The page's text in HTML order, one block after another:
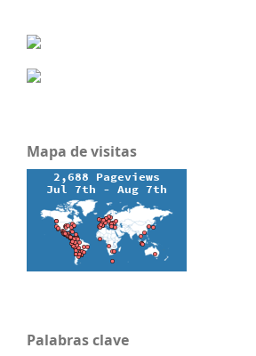
Mapa de visitas
Palabras clave